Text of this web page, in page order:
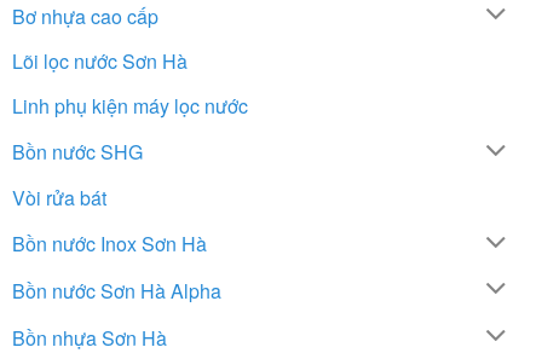
Bơ nhựa cao cấp
Lõi lọc nước Sơn Hà
Linh phụ kiện máy lọc nước
Bồn nước SHG
Vòi rửa bát
Bồn nước Inox Sơn Hà
Bồn nước Sơn Hà Alpha
Bồn nhựa Sơn Hà